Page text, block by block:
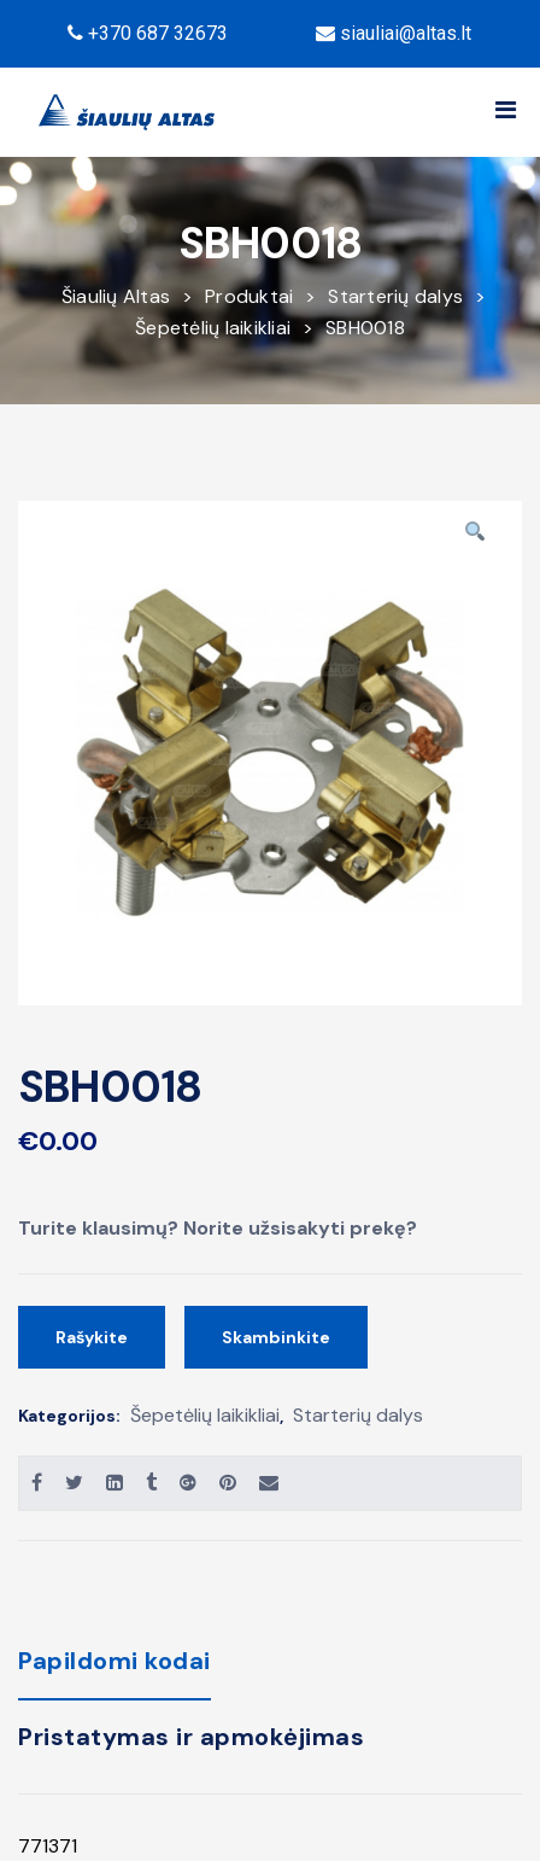
+370 687 32673 siauliai@altas.lt
SBH0018
Šiaulių Altas > Produktai > Starterių dalys
>
Šepetėlių laikikliai > SBH0018
SBH0018
€0.00
Turite klausimų? Norite užsisakyti prekę?
Rašykite Skambinkite
Kategorijos: Šepetėlių laikikliai, Starterių dalys
Papildomi kodai
Pristatymas ir apmokėjimas
771371